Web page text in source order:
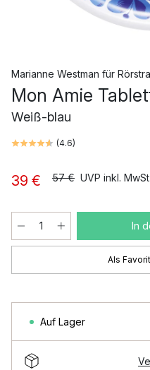
Marianne Westman für
Mon Amie
Weiß-blau
(4.6)
39 € 57 € UVP inkl. MwSt.
In
Als
Auf Lager